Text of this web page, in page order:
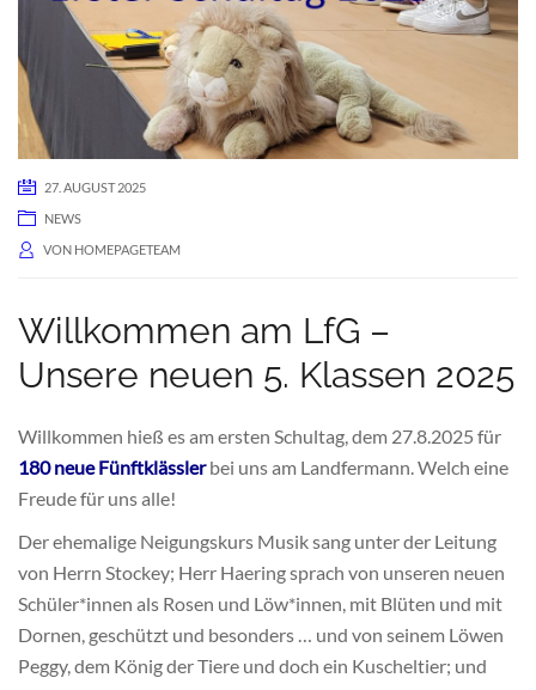
27. AUGUST 2025
NEWS
VON HOMEPAGETEAM
Willkommen am LfG –
Unsere neuen 5. Klassen 2025
Willkommen hieß es am ersten Schultag, dem 27.8.2025 für
180 neue Fünftklässlerbei uns am Landfermann. Welch eine
Freude für uns alle!
Der ehemalige Neigungskurs Musik sang unter der Leitung
von Herrn Stockey; Herr Haering sprach von unseren neuen
Schüler*innen als Rosen und Löw*innen, mit Blüten und mit
Dornen, geschützt und besonders … und von seinem Löwen
Peggy, dem König der Tiere und doch ein Kuscheltier; und